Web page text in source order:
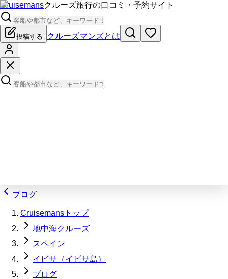
Cruisemansクルーズ旅行の口コミ・予約サイト
投稿する クルーズマンズとは
ブログ
Cruisemansトップ
地中海クルーズ
スペイン
イビサ（イビサ島）
ブログ